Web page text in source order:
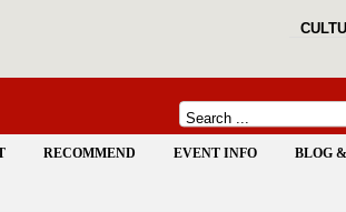
RECOMMEND EVENT INFO BLOG